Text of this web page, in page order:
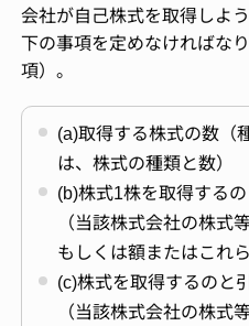
会社が自己株式を取得しよ
下の事項を定めなければな
項）。
(a)取得する株式の数（
は、株式の種類と数）
(b)株式1株を取得する
（当該株式会社の株式
もしくは額またはこれ
(c)株式を取得するのと
（当該株式会社の株式